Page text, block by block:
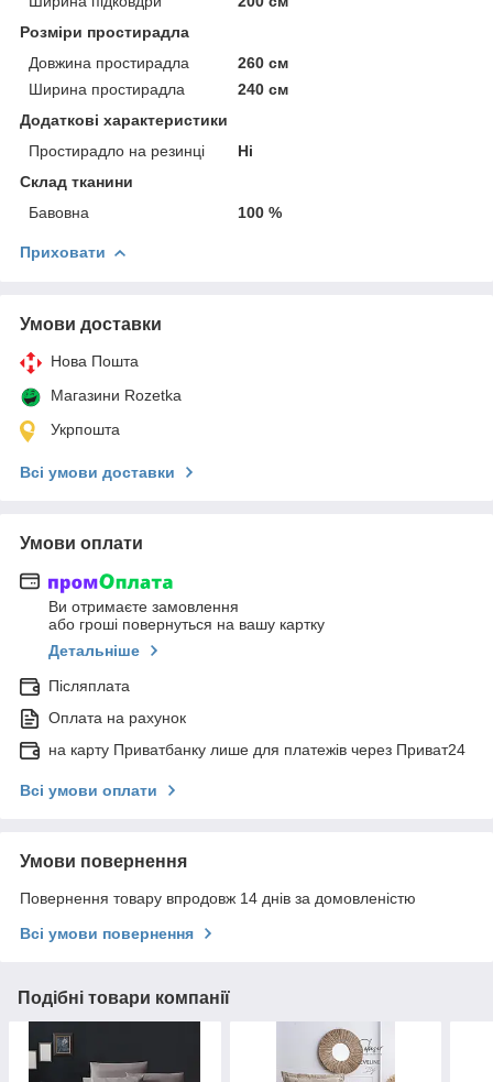
Розміри простирадла
Довжина простирадла
260 см
Ширина простирадла
240 см
Додаткові характеристики
Простирадло на резинці
Ні
Склад тканини
Бавовна
100 %
Приховати
Умови доставки
Нова Пошта
Магазини Rozetka
Укрпошта
Всі умови доставки
Умови оплати
Ви отримаєте замовлення
або гроші повернуться на вашу картку
Детальніше
Післяплата
Оплата на рахунок
на карту Приватбанку лише для платежів через Приват24
Всі умови оплати
Умови повернення
Повернення товару впродовж 14 днів за домовленістю
Всі умови повернення
Подібні товари компанії